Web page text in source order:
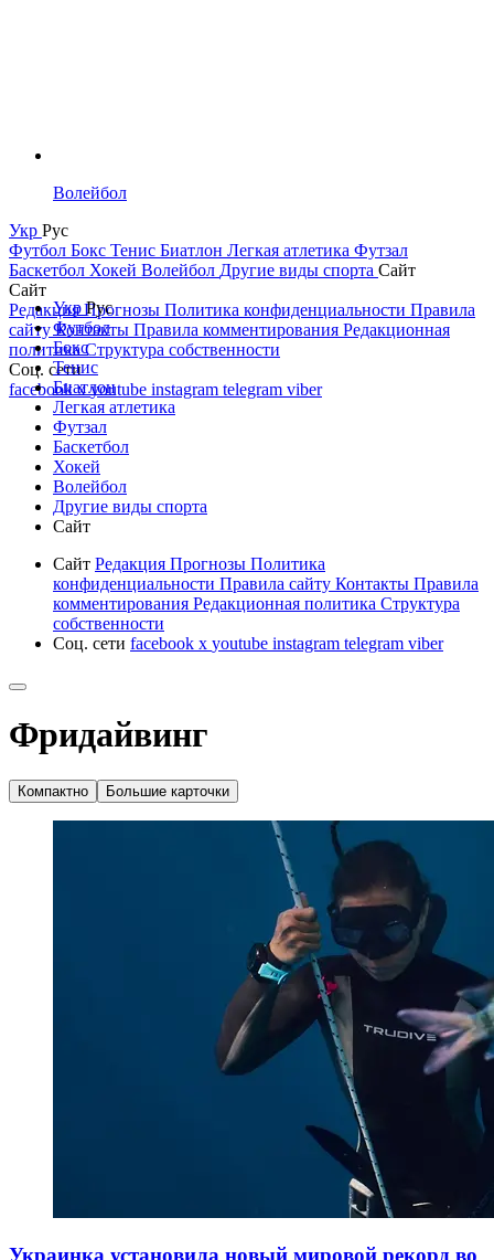
Волейбол
Укр Рус
Футбол Бокс Тенис Биатлон Легкая атлетика Футзал
Баскетбол Хокей Волейбол Другие виды спорта Сайт
Сайт
РедакцияПрогнозы Политика конфиденциальности Правила
сайтуКонтакты Правила комментирования Редакционная
политикаСтруктура собственности
Соц. сети
facebookxyoutube instagram telegram viber
УкрРус
Футбол
Бокс
Тенис
Биатлон
Легкая атлетика
Футзал
Баскетбол
Хокей
Волейбол
Другие виды спорта
Сайт
Сайт Редакция Прогнозы Политика
конфиденциальности Правила сайту Контакты Правила
комментирования Редакционная политика Структура
собственности
Соц. сети facebook x youtube instagram telegram viber
Фридайвинг
Компактно Большие карточки
Украинка установила новый мировой рекорд во